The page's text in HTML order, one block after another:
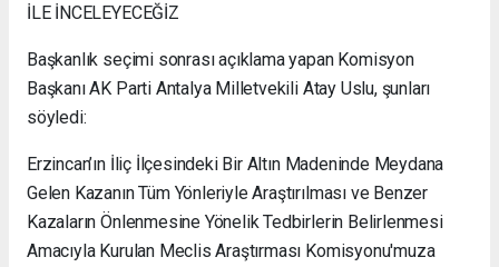
İLE İNCELEYECEĞİZ
Başkanlık seçimi sonrası açıklama yapan Komisyon
Başkanı AK Parti Antalya Milletvekili Atay Uslu, şunları
söyledi:
Erzincan’ın İliç İlçesindeki Bir Altın Madeninde Meydana
Gelen Kazanın Tüm Yönleriyle Araştırılması ve Benzer
Kazaların Önlenmesine Yönelik Tedbirlerin Belirlenmesi
Amacıyla Kurulan Meclis Araştırması Komisyonu'muza